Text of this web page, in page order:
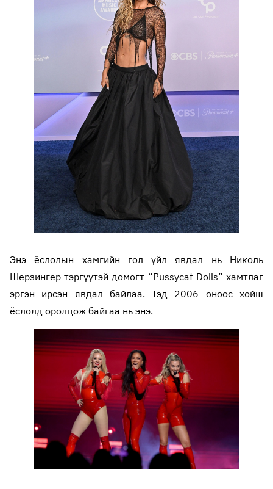
Энэ ёслолын хамгийн гол үйл явдал нь Николь
Шерзингер тэргүүтэй домогт “Pussycat Dolls” хамтлаг
эргэн ирсэн явдал байлаа. Тэд 2006 оноос хойш
ёслолд оролцож байгаа нь энэ.